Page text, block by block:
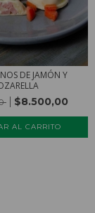
DE JAMÓN Y
$8.500,00